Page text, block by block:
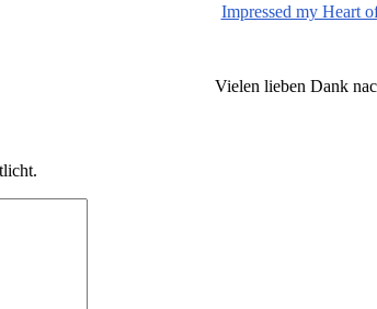
Impressed my Heart
Vielen lieben Dank